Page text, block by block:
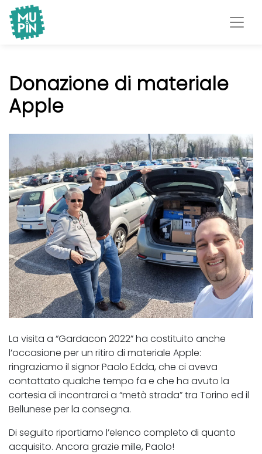
Donazione di materiale
Apple
La visita a “Gardacon 2022” ha costituito anche
l’occasione per un ritiro di materiale Apple:
ringraziamo il signor Paolo Edda, che ci aveva
contattato qualche tempo fa e che ha avuto la
cortesia di incontrarci a “metà strada” tra Torino ed il
Bellunese per la consegna.
Di seguito riportiamo l’elenco completo di quanto
acquisito. Ancora grazie mille, Paolo!